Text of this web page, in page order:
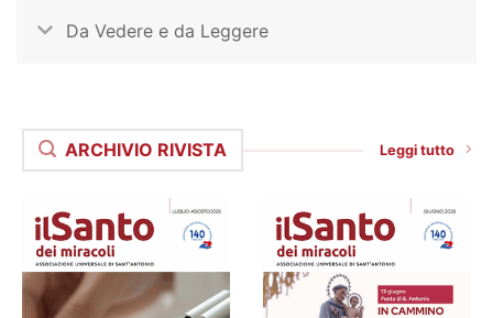
Da Vedere e da Leggere
ARCHIVIO RIVISTA Leggi tutto